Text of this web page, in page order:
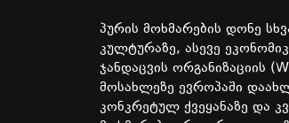
პურის მოხმარების დონე
კულტურაზე, ასევე
ჯანდაცვის ორგანიზაციის
მოსახლეზე ევროპაში
კონკრეტულ ქვეყანაზე და